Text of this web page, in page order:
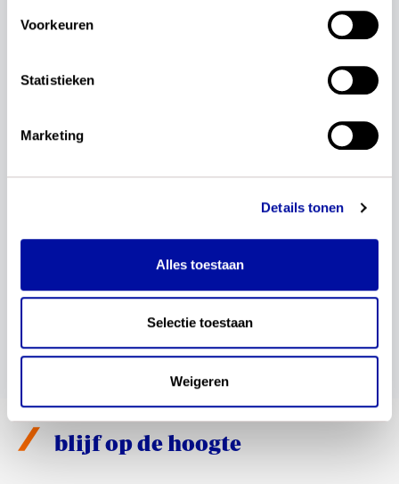
Voorkeuren
Statistieken
Marketing
Details tonen
Alles toestaan
Selectie toestaan
Weigeren
wil je dit delen?
blijf op de hoogte